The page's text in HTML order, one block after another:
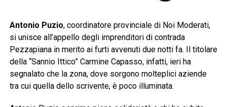
Antonio Puzio, coordinatore provinciale di Noi Moderati,
si unisce all’appello degli imprenditori di contrada
Pezzapiana in merito ai furti avvenuti due notti fa. Il titolare
della “Sannio Ittico” Carmine Capasso, infatti, ieri ha
segnalato che la zona, dove sorgono molteplici aziende
tra cui quella dello scrivente, è poco illuminata.